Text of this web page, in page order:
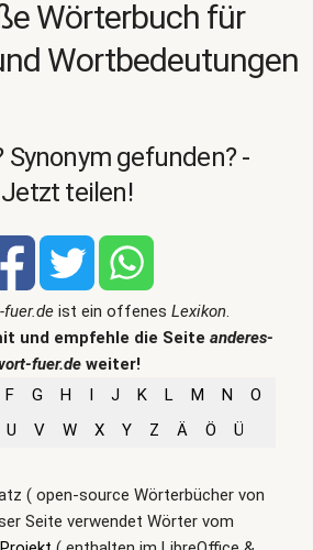
Wörterbuch für
Wortbedeutungen
Synonym gefunden? -
Jetzt teilen!
ist ein offenes Lexikon.
und empfehle die Seite anderes-
fuer.de weiter!
F G H I J K L M N
O
U V W X Y Z Ä Ö Ü
( open-source Wörterbücher von
Seite verwendet Wörter vom